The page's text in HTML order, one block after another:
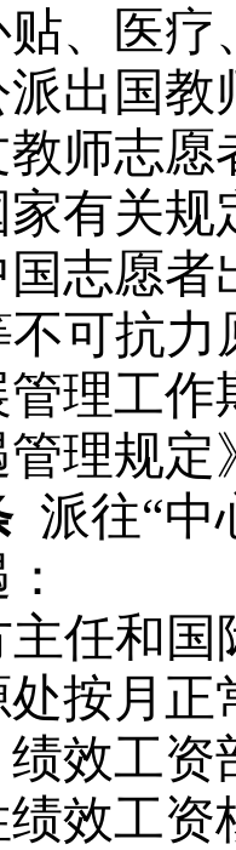
、医
出国
师志
有关
志愿
不可抗
理工
理规
派往“中
主任和
按月
效工
效工